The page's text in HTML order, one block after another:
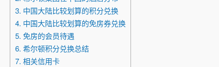
3. 中国大陆比较划算的积分兑换
4. 中国大陆比较划算的免房券兑换
5. 免房的会员待遇
6. 希尔顿积分兑换总结
7. 相关信用卡